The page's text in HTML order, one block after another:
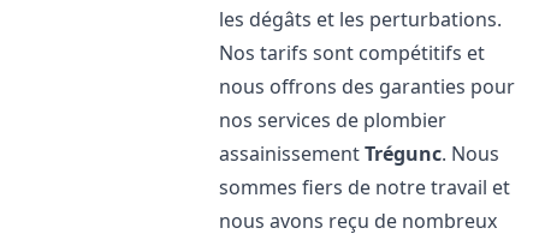
les dégâts et les perturbations.
Nos tarifs sont compétitifs et
nous offrons des garanties pour
nos services de plombier
assainissementTrégunc. Nous
sommes fiers de notre travail et
nous avons reçu de nombreux